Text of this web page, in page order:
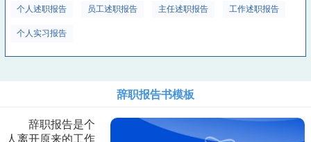
个人述职报告 员工述职报告 主任述职报告 工作述职报告
个人实习报告
辞职报告书模板
辞职报告是个
人离开原来的工作